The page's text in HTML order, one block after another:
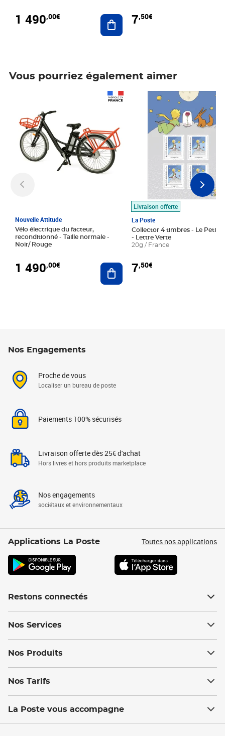
1 490,00€ Ajouter au panier
7,50€
Vous pourriez également aimer
Nouvelle Attitude
Vélo électrique du facteur,
reconditionné - Taille normale -
Noir/ Rouge
1 490,00€ Ajouter au panier
Livraison offerte
La Poste
Collector 4 timbres - Le Petit
- Lettre Verte
20g / France
7,50€
Prix 7,50€
Nos Engagements
Proche de vous
Localiser un bureau de poste
Paiements 100% sécurisés
Livraison offerte dès 25€ d'achat
Hors livres et hors produits marketplace
Nos engagements
sociétaux et environnementaux
Applications La Poste Toutes nos applications
Restons connectés
Nos Services
Nos Produits
Nos Tarifs
La Poste vous accompagne